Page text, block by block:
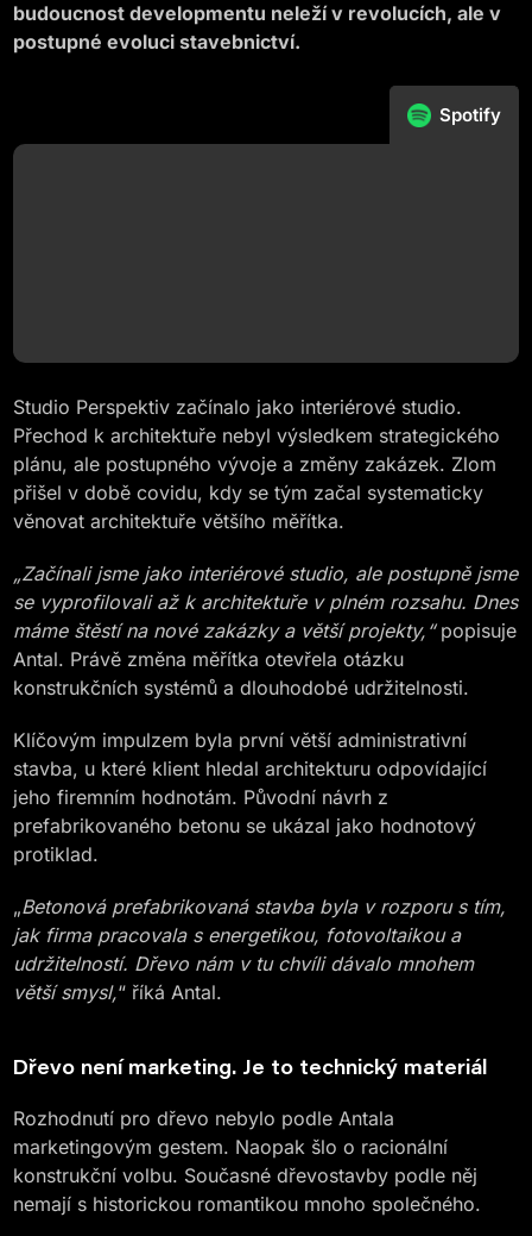
budoucnost developmentu neleží v revolucích, ale v
postupné evoluci stavebnictví.
Spotify
Studio Perspektiv začínalo jako interiérové studio.
Přechod k architektuře nebyl výsledkem strategického
plánu, ale postupného vývoje a změny zakázek. Zlom
přišel v době covidu, kdy se tým začal systematicky
věnovat architektuře většího měřítka.
„Začínali jsme jako interiérové studio, ale postupně jsme
se vyprofilovali až k architektuře v plném rozsahu. Dnes
máme štěstí na nové zakázky a větší projekty,“popisuje
Antal. Právě změna měřítka otevřela otázku
konstrukčních systémů a dlouhodobé udržitelnosti.
Klíčovým impulzem byla první větší administrativní
stavba, u které klient hledal architekturu odpovídající
jeho firemním hodnotám. Původní návrh z
prefabrikovaného betonu se ukázal jako hodnotový
protiklad.
„Betonová prefabrikovaná stavba byla v rozporu s tím,
jak firma pracovala s energetikou, fotovoltaikou a
udržitelností. Dřevo nám v tu chvíli dávalo mnohem
větší smysl,“ říká Antal.
Dřevo není marketing. Je to technický materiál
Rozhodnutí pro dřevo nebylo podle Antala
marketingovým gestem. Naopak šlo o racionální
konstrukční volbu. Současné dřevostavby podle něj
nemají s historickou romantikou mnoho společného.